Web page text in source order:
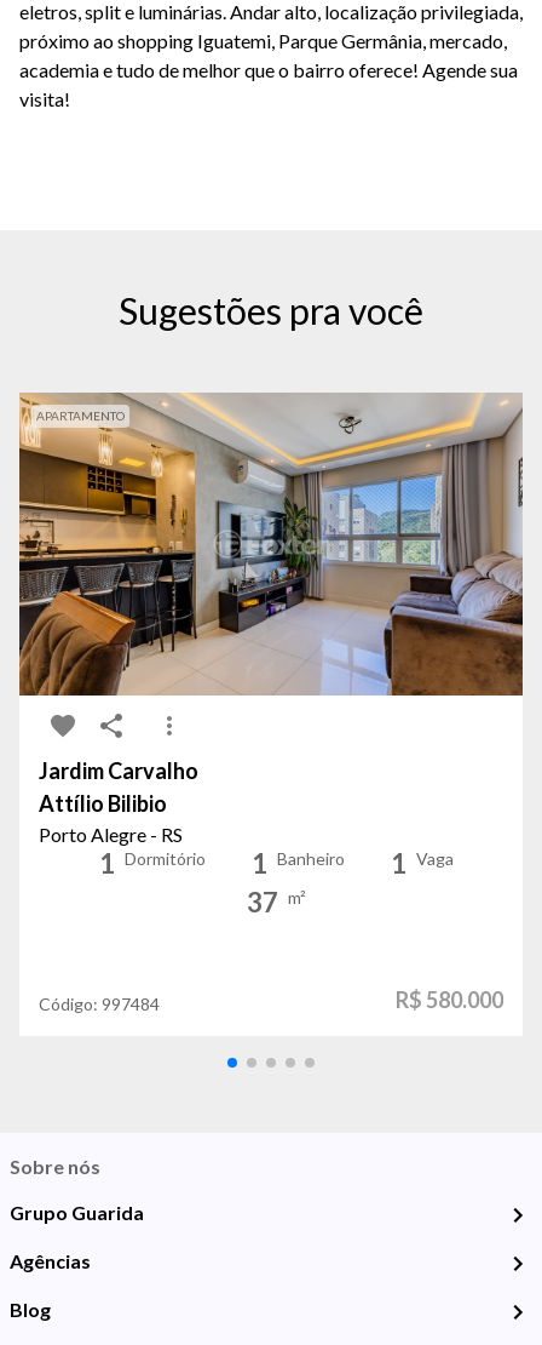
eletros, split e luminárias. Andar alto, localização privilegiada,
próximo ao shopping Iguatemi, Parque Germânia, mercado,
academia e tudo de melhor que o bairro oferece! Agende sua
visita!
Sugestões pra você
APARTAMENTO
Jardim Carvalho
Attílio Bilibio
Porto Alegre - RS
1 Dormitório 1 Banheiro 1 Vaga
37 m²
Código: 997484 R$ 580.000
Sobre nós
Grupo Guarida
Agências
Blog